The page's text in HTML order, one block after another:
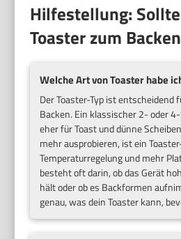
Hilfestellung:
Toaster zum
Welche Art von Toaster habe
Der Toaster-Typ ist entscheidend
Backen. Ein klassischer 2- oder
eher für Toast und dünne
mehr ausprobieren, ist ein
Temperaturregelung und mehr
besteht oft darin, ob das Gerät
hält oder ob es Backformen
genau, was dein Toaster kann,